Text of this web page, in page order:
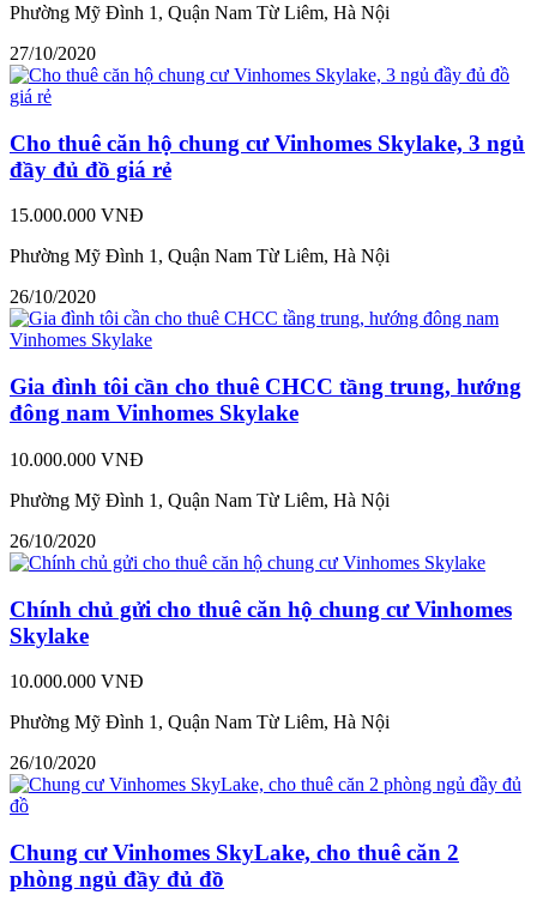
Phường Mỹ Đình 1, Quận Nam Từ Liêm, Hà Nội
27/10/2020
Cho thuê căn hộ chung cư Vinhomes Skylake, 3 ngủ
đầy đủ đồ giá rẻ
15.000.000 VNĐ
Phường Mỹ Đình 1, Quận Nam Từ Liêm, Hà Nội
26/10/2020
Gia đình tôi cần cho thuê CHCC tầng trung, hướng
đông nam Vinhomes Skylake
10.000.000 VNĐ
Phường Mỹ Đình 1, Quận Nam Từ Liêm, Hà Nội
26/10/2020
Chính chủ gửi cho thuê căn hộ chung cư Vinhomes
Skylake
10.000.000 VNĐ
Phường Mỹ Đình 1, Quận Nam Từ Liêm, Hà Nội
26/10/2020
Chung cư Vinhomes SkyLake, cho thuê căn 2
phòng ngủ đầy đủ đồ